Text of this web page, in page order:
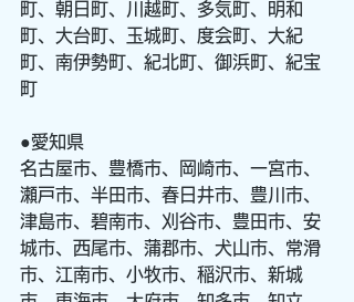
町、朝日町、川越町、多気町、明和
町、大台町、玉城町、度会町、大紀
町、南伊勢町、紀北町、御浜町、紀宝
町
●愛知県
名古屋市、豊橋市、岡崎市、一宮市、
瀬戸市、半田市、春日井市、豊川市、
津島市、碧南市、刈谷市、豊田市、安
城市、西尾市、蒲郡市、犬山市、常滑
市、江南市、小牧市、稲沢市、新城